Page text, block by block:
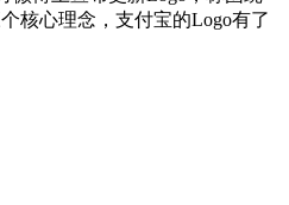
核心理念，支付宝的Logo有了